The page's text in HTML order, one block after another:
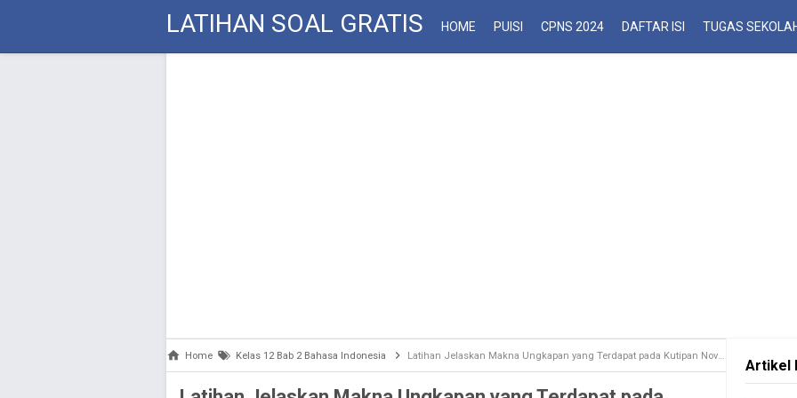
LATIHAN SOAL GRATIS HOME PUISI CPNS 2024 DAFTAR ISI TUGAS
Home Kelas 12 Bab 2 Bahasa Indonesia Latihan Jelaskan Makna Ungkapan yang Terdapat pada Kutipan Novel Sejarah Berikut
Artikel